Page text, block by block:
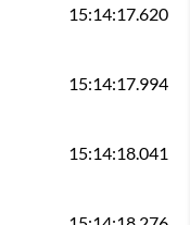
15:14:17.620
15:14:17.994
15:14:18.041